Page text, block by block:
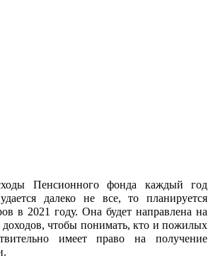
Пенсионного фонда каждый год
далеко не все, то планируется
в 2021 году. Она будет направлена на
чтобы понимать, кто и пожилых
имеет право на получение